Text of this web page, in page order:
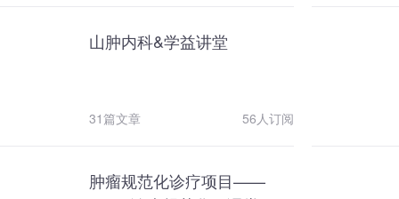
去”的理念，持续开展一带一路国家间
国际组织任职，培养中青年国际化领
Integrative Oncology（HIO)英文旗
舰期刊，向全世界推广中国原创研究
山肿内科&学益讲堂
56人订阅
31篇文章
肿瘤规范化诊疗项目——